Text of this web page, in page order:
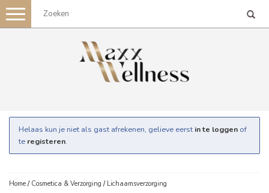
Toggle
navigation
Helaas kun je niet als gast afrekenen, gelieve eerst in te loggen of
te registeren.
Home / Cosmetica & Verzorging / Lichaamsverzorging